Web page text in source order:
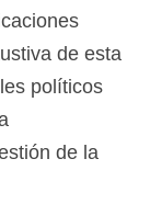
de esta
políticos
de la